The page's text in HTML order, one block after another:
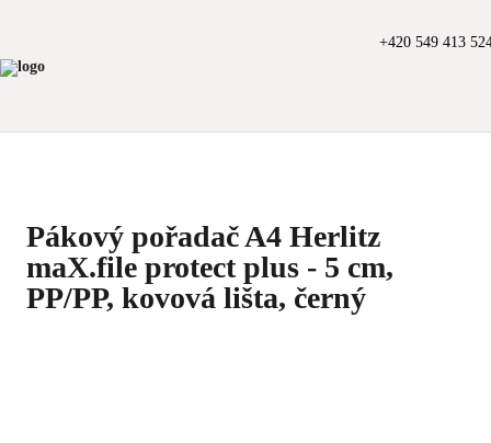
+420 549 413
Pákový pořadač A4 Herlitz
maX.file protect plus - 5 cm,
PP/PP, kovová lišta, černý